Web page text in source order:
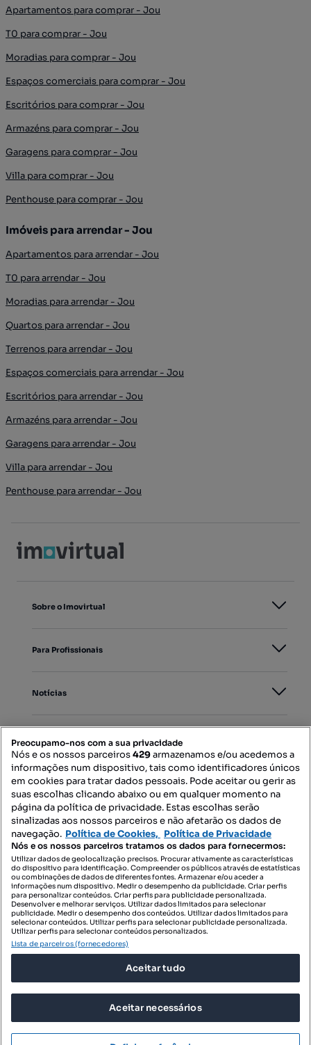
Apartamentos para comprar - Jou
T0 para comprar - Jou
Moradias para comprar - Jou
Espaços comerciais para comprar - Jou
Escritórios para comprar - Jou
Armazéns para comprar - Jou
Garagens para comprar - Jou
Villa para comprar - Jou
Penthouse para comprar - Jou
Imóveis para arrendar - Jou
Apartamentos para arrendar - Jou
T0 para arrendar - Jou
Moradias para arrendar - Jou
Quartos para arrendar - Jou
Terrenos para arrendar - Jou
Espaços comerciais para arrendar - Jou
Escritórios para arrendar - Jou
Armazéns para arrendar - Jou
Garagens para arrendar - Jou
Villa para arrendar - Jou
Penthouse para arrendar - Jou
Sobre o Imovirtual
Para Profissionais
Notícias
Mapa do Site
Contacte-nos
SIGA-NOS:
DESCARREGAR NA:
© 2026 Imovirtual.com, OLX Portugal, S.A.
TERMOS DE UTILIZAÇÃO
Preocupamo-nos com a sua privacidade
Nós e os nossos parceiros429armazenamos e/ou acedemos a
informações num dispositivo, tais como identificadores únicos
em cookies para tratar dados pessoais. Pode aceitar ou gerir as
suas escolhas clicando abaixo ou em qualquer momento na
página da política de privacidade. Estas escolhas serão
sinalizadas aos nossos parceiros e não afetarão os dados de
navegação. Política de Cookies, Política de Privacidade
Nós e os nossos parceiros tratamos os dados para fornecermos:
Utilizar dados de geolocalização precisos. Procurar ativamente as características
do dispositivo para identificação. Compreender os públicos através de estatísticas
ou combinações de dados de diferentes fontes. Armazenar e/ou aceder a
informações num dispositivo. Medir o desempenho da publicidade. Criar perfis
para personalizar conteúdos. Criar perfis para publicidade personalizada.
Desenvolver e melhorar serviços. Utilizar dados limitados para selecionar
publicidade. Medir o desempenho dos conteúdos. Utilizar dados limitados para
selecionar conteúdos. Utilizar perfis para selecionar publicidade personalizada.
Utilizar perfis para selecionar conteúdos personalizados.
Lista de parceiros (fornecedores)
Aceitar tudo
Aceitar necessários